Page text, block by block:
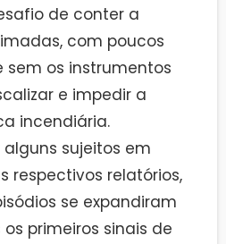
de conter a
com poucos
os instrumentos
e impedir a
incendiária.
sujeitos em
respectivos relatórios,
se expandiram
primeiros sinais de